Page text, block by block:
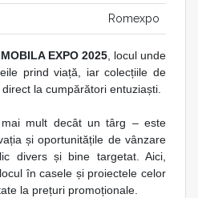
Romexpo
MOBILA EXPO 2025, locul unde
prind viață, iar colecțiile de
la cumpărători entuziaști.
mult decât un târg – este
și oportunitățile de vânzare
divers și bine targetat. Aici,
în casele și proiectele celor
la prețuri promoționale.